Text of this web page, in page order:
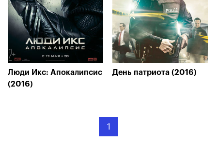
Люди Икс: Апокалипсис
(2016)
День патриота (2016)
1